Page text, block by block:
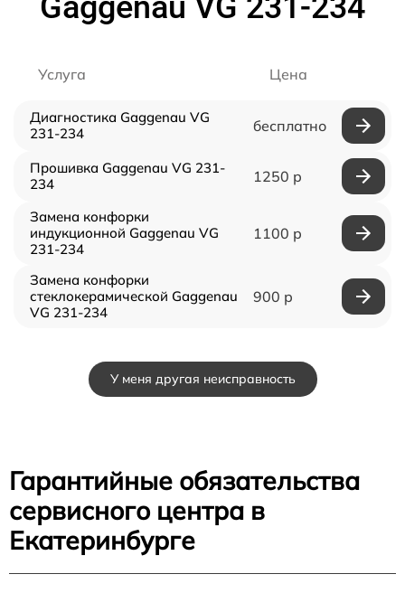
Услуга Цена
Диагностика Gaggenau VG
231-234
бесплатно
Прошивка Gaggenau VG 231-
234
1250 р
Замена конфорки
индукционной Gaggenau VG
231-234
1100 р
Замена конфорки
стеклокерамической Gaggenau
VG 231-234
900 р
У меня другая неисправность
Гарантийные обязательства
сервисного центра в
Екатеринбурге